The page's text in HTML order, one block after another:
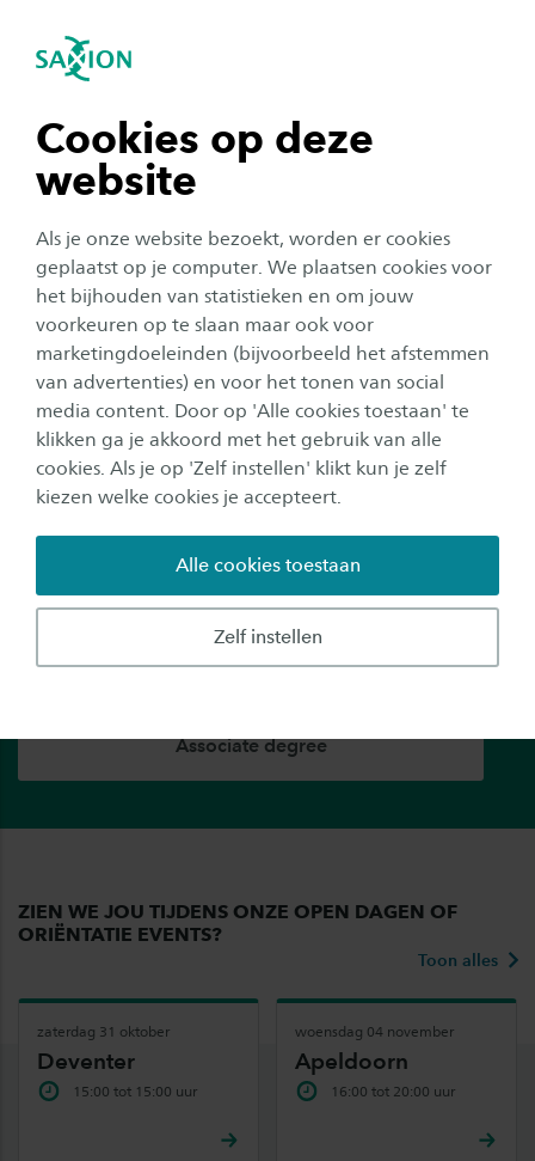
Cookies op deze
website
Als je onze website bezoekt, worden er cookies
geplaatst op je computer. We plaatsen cookies voor
het bijhouden van statistieken en om jouw
voorkeuren op te slaan maar ook voor
marketingdoeleinden (bijvoorbeeld het afstemmen
van advertenties) en voor het tonen van social
media content. Door op 'Alle cookies toestaan' te
klikken ga je akkoord met het gebruik van alle
cookies. Als je op 'Zelf instellen' klikt kun je zelf
kiezen welke cookies je accepteert.
Zelf instellen
Alle cookies toestaan
Navigatie openen
tonen
tonen
tonen
tonen
sluiten
Studeren bij Saxion in voltijd
Wil jij een voltijd studie volgen? Ontdek onze
opleidingen, de hulp die wij bieden om een
goede studiekeuze te maken en persoonlijke
begeleiding. Welke studie past bij jou? Bezoek
een open dag en ontdek het zelf!
Ontdek hier het voltijd aanbod
Master
Associate degree
ZIEN WE JOU TIJDENS ONZE OPEN DAGEN OF
ORIËNTATIE EVENTS?
Toon alles
zaterdag 31 oktober
Deventer
15:00 tot 15:00 uur
woensdag 04 november
Apeldoorn
16:00 tot 20:00 uur